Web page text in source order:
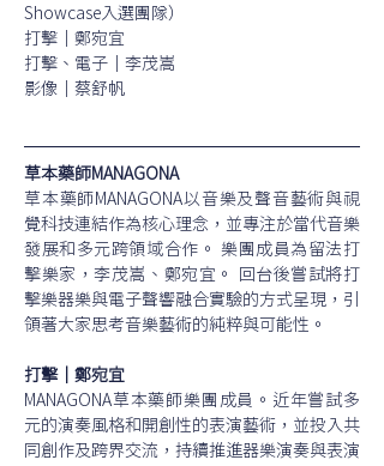
Showcase入選團隊）
打擊｜鄭宛宜
打擊、電子｜李茂嵩
影像｜蔡舒帆
草本藥師MANAGONA
草本藥師MANAGONA以音樂及聲音藝術與視
覺科技連結作為核心理念，並專注於當代音樂
發展和多元跨領域合作。 樂團成員為留法打
擊樂家，李茂嵩、鄭宛宜。 回台後嘗試將打
擊樂器樂與電子聲響融合實驗的方式呈現，引
領著大家思考音樂藝術的純粹與可能性。
打擊｜鄭宛宜
MANAGONA草本藥師樂團成員。近年嘗試多
元的演奏風格和開創性的表演藝術，並投入共
同創作及跨界交流，持續推進器樂演奏與表演